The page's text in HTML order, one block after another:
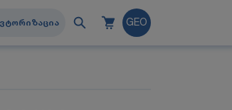
GEO